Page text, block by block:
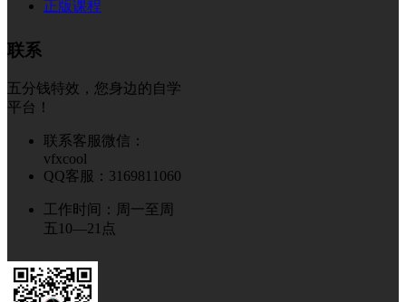
正版课程
联系
五分钱特效，您身边的自学
平台！
联系客服微信：
vfxcool
QQ客服：3169811060
工作时间：周一至周
五10—21点